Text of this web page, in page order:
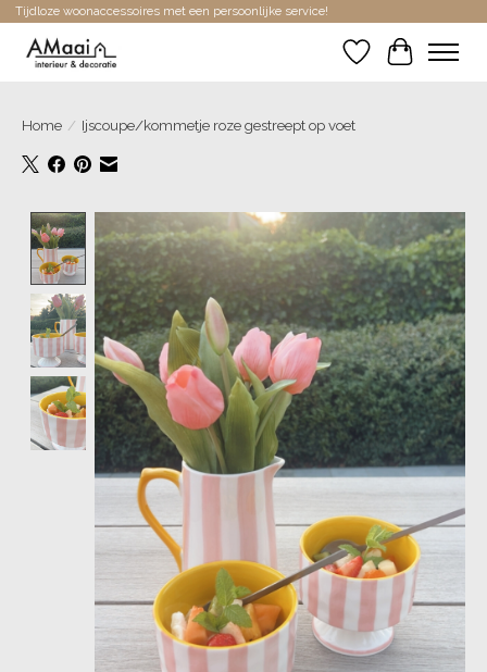
Tijdloze woonaccessoires met een persoonlijke service!
Verlanglijst
Home / Ijscoupe/kommetje roze gestreept op voet
Product image slideshow Items